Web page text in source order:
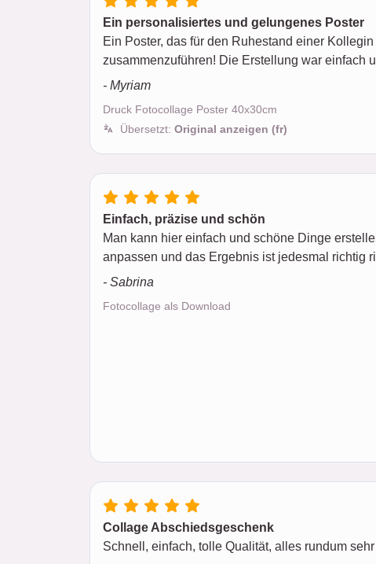
Ein personalisiertes und gelungenes Poster
Ein Poster, das für den Ruhestand einer
zusammenzuführen! Die Erstellung war einfach
- Myriam
Druck Fotocollage Poster 40x30cm
Übersetzt: Original anzeigen (fr)
Einfach, präzise und schön
Man kann hier einfach und schöne Dinge
anpassen und das Ergebnis ist jedesmal richtig
- Sabrina
Fotocollage als Download
Collage Abschiedsgeschenk
Schnell, einfach, tolle Qualität, alles rundum